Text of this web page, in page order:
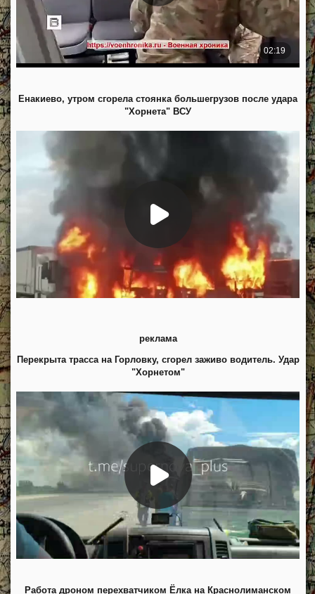
Енакиево, утром сгорела стоянка большегрузов после удара
"Хорнета" ВСУ
реклама
Перекрыта трасса на Горловку, сгорел заживо водитель. Удар
"Хорнетом"
Работа дроном перехватчиком Ёлка на Краснолиманском